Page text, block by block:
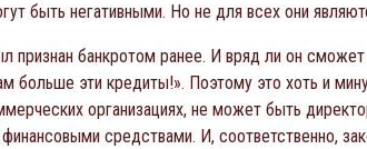
быть негативными. Но не для всех они
признан банкротом ранее. И вряд ли он
эти кредиты!». Поэтому это хоть и
организациях, не может быть
средствами. И, соответственно,